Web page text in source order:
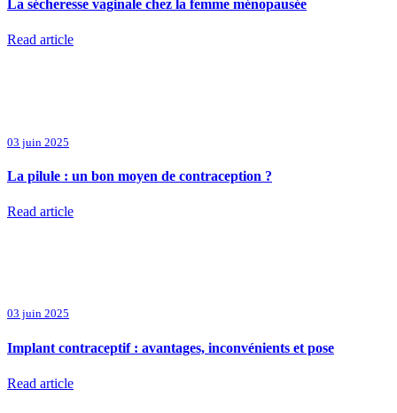
La sécheresse vaginale chez la femme ménopausée
Read article
03 juin 2025
La pilule : un bon moyen de contraception ?
Read article
03 juin 2025
Implant contraceptif : avantages, inconvénients et pose
Read article